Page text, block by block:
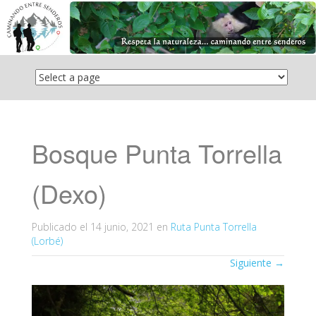
Saltar
contenido
Bosque Punta Torrella
(Dexo)
Publicado el 14 junio, 2021 en Ruta Punta Torrella
(Lorbé)
Siguiente →